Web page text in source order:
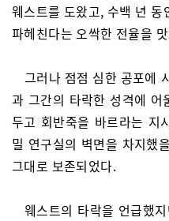
웨스트를 도왔고, 수백 년
파헤친다는 오싹한 전율을
그러나 점점 심한 공포에
과 그간의 타락한 성격에
두고 회반죽을 바르라는 지
밀 연구실의 벽면을 차지했
그대로 보존되었다.
웨스트의 타락을 언급했